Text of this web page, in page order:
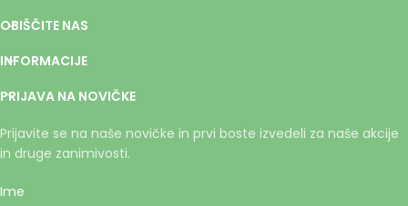
OBIŠČITE NAS
INFORMACIJE
PRIJAVA NA NOVIČKE
Prijavite se na naše novičke in prvi boste izvedeli za naše akcije
in druge zanimivosti.
Ime